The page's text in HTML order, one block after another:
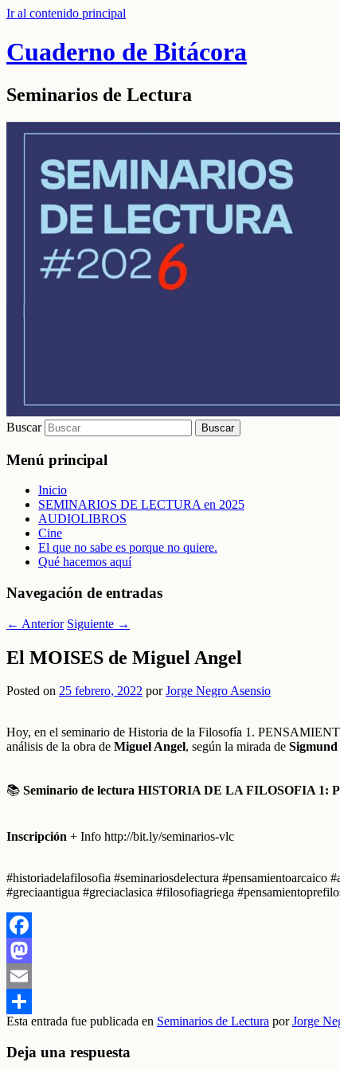
Ir al contenido principal
Cuaderno de Bitácora
Seminarios de Lectura
Buscar
Menú principal
Inicio
SEMINARIOS DE LECTURA en 2025
AUDIOLIBROS
Cine
El que no sabe es porque no quiere.
Qué hacemos aquí
Navegación de entradas
← Anterior Siguiente →
El MOISES de Miguel Angel
Posted on 25 febrero, 2022 porJorge Negro Asensio
Hoy, en el seminario de Historia de la Filosofía 1.
análisis de la obra de Miguel Angel, según la mirada de
📚 Seminario de lectura HISTORIA DE LA FILOSOFIA 1:
Inscripción + Info http://bit.ly/seminarios-vlc
#historiadelafilosofia #seminariosdelectura
#greciaantigua #greciaclasica #filosofiagriega
Facebook
Mastodon
Email
Compartir
Esta entrada fue publicada en Seminarios de Lectura porJorge
Deja una respuesta